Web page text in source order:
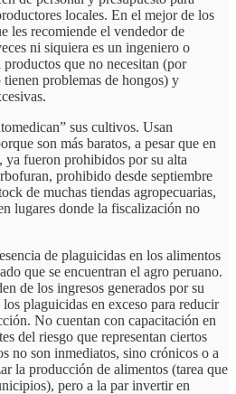
locales. En el mejor de los
les recomiende el vendedor de
ni siquiera es un ingeniero o
que no necesitan (por
problemas de hongos) y
sus cultivos. Usan
son más baratos, a pesar que en
ya fueron prohibidos por su alta
prohibido desde septiembre
de muchas tiendas agropecuarias,
lugares donde la fiscalización no
de plaguicidas en los alimentos
que se encuentran el agro peruano.
de los ingresos generados por su
plaguicidas en exceso para reducir
No cuentan con capacitación en
del riesgo que representan ciertos
no son inmediatos, sino crónicos o a
la producción de alimentos (tarea que
pero a la par invertir en